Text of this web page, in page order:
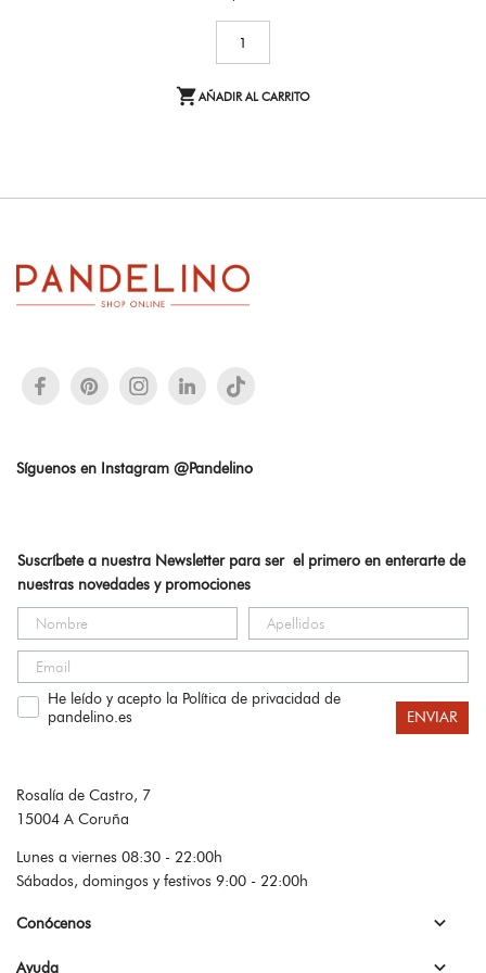
AÑADIR AL CARRITO
Síguenos en Instagram @Pandelino
Suscríbete a nuestra Newsletter para ser el primero en enterarte de
nuestras novedades y promociones
He leído y acepto la Política de privacidad de
pandelino.es
ENVIAR
Rosalía de Castro, 7
15004 A Coruña
Lunes a viernes 08:30 - 22:00h
Sábados, domingos y festivos 9:00 - 22:00h
Conócenos 
Ayuda